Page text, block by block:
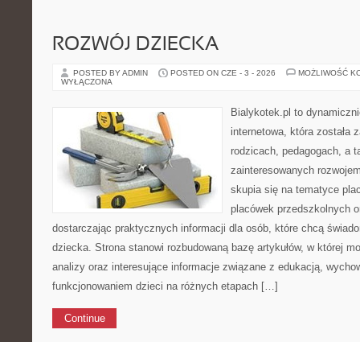
ROZWÓJ DZIECKA
POSTED BY ADMIN POSTED ON CZE - 3 - 2026
MOŻLIWOŚĆ
WYŁĄCZONA
Bialykotek.pl to
internetowa, która została
rodzicach, pedagogach, a
zainteresowanych
skupia się na tematyce
placówek przedszkolnych
dostarczając praktycznych informacji dla osób, które chcą
dziecka. Strona stanowi rozbudowaną bazę artykułów, w której
analizy oraz interesujące informacje związane z edukacją,
funkcjonowaniem dzieci na różnych etapach […]
Continue